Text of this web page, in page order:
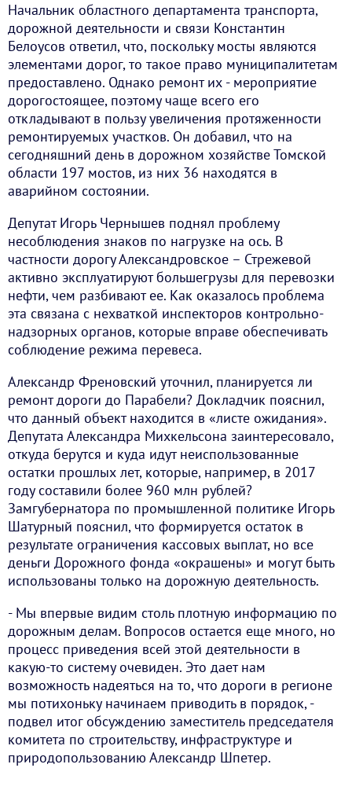
Начальник областного департамента транспорта,
дорожной деятельности и связи Константин
Белоусов ответил, что, поскольку мосты являются
элементами дорог, то такое право муниципалитетам
предоставлено. Однако ремонт их - мероприятие
дорогостоящее, поэтому чаще всего его
откладывают в пользу увеличения протяженности
ремонтируемых участков. Он добавил, что на
сегодняшний день в дорожном хозяйстве Томской
области 197 мостов, из них 36 находятся в
аварийном состоянии.
Депутат Игорь Чернышев поднял проблему
несоблюдения знаков по нагрузке на ось. В
частности дорогу Александровское – Стрежевой
активно эксплуатируют большегрузы для перевозки
нефти, чем разбивают ее. Как оказалось проблема
эта связана с нехваткой инспекторов контрольно-
надзорных органов, которые вправе обеспечивать
соблюдение режима перевеса.
Александр Френовский уточнил, планируется ли
ремонт дороги до Парабели? Докладчик пояснил,
что данный объект находится в «листе ожидания».
Депутата Александра Михкельсона заинтересовало,
откуда берутся и куда идут неиспользованные
остатки прошлых лет, которые, например, в 2017
году составили более 960 млн рублей?
Замгубернатора по промышленной политике Игорь
Шатурный пояснил, что формируется остаток в
результате ограничения кассовых выплат, но все
деньги Дорожного фонда «окрашены» и могут быть
использованы только на дорожную деятельность.
- Мы впервые видим столь плотную информацию по
дорожным делам. Вопросов остается еще много, но
процесс приведения всей этой деятельности в
какую-то систему очевиден. Это дает нам
возможность надеяться на то, что дороги в регионе
мы потихоньку начинаем приводить в порядок, -
подвел итог обсуждению заместитель председателя
комитета по строительству, инфраструктуре и
природопользованию Александр Шпетер.